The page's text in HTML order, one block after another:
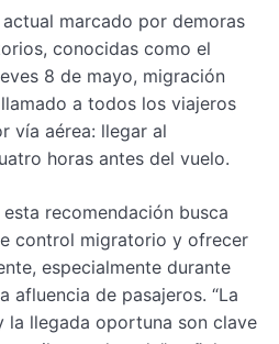
marcado por demoras
conocidas como el
8 de mayo, migración
a todos los viajeros
vía aérea: llegar al
horas antes del vuelo.
recomendación busca
control migratorio y ofrecer
especialmente durante
afluencia de pasajeros. “La
la llegada oportuna son clave